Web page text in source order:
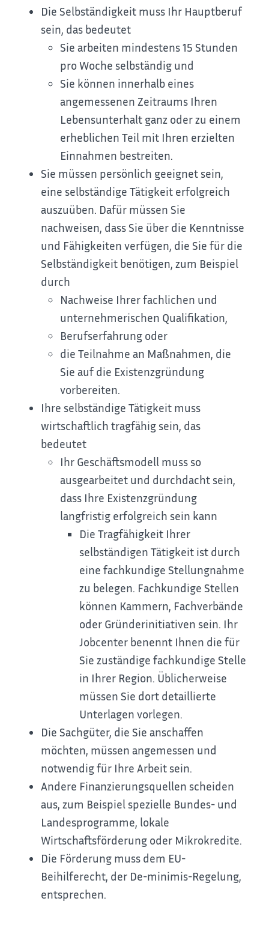
Die Selbständigkeit muss Ihr Hauptberuf
sein, das bedeutet
Sie arbeiten mindestens 15 Stunden
pro Woche selbständig und
Sie können innerhalb eines
angemessenen Zeitraums Ihren
Lebensunterhalt ganz oder zu einem
erheblichen Teil mit Ihren erzielten
Einnahmen bestreiten.
Sie müssen persönlich geeignet sein,
eine selbständige Tätigkeit erfolgreich
auszuüben. Dafür müssen Sie
nachweisen, dass Sie über die Kenntnisse
und Fähigkeiten verfügen, die Sie für die
Selbständigkeit benötigen, zum Beispiel
durch
Nachweise Ihrer fachlichen und
unternehmerischen Qualifikation,
Berufserfahrung oder
die Teilnahme an Maßnahmen, die
Sie auf die Existenzgründung
vorbereiten.
Ihre selbständige Tätigkeit muss
wirtschaftlich tragfähig sein, das
bedeutet
Ihr Geschäftsmodell muss so
ausgearbeitet und durchdacht sein,
dass Ihre Existenzgründung
langfristig erfolgreich sein kann
Die Tragfähigkeit Ihrer
selbständigen Tätigkeit ist durch
eine fachkundige Stellungnahme
zu belegen. Fachkundige Stellen
können Kammern, Fachverbände
oder Gründerinitiativen sein. Ihr
Jobcenter benennt Ihnen die für
Sie zuständige fachkundige Stelle
in Ihrer Region. Üblicherweise
müssen Sie dort detaillierte
Unterlagen vorlegen.
Die Sachgüter, die Sie anschaffen
möchten, müssen angemessen und
notwendig für Ihre Arbeit sein.
Andere Finanzierungsquellen scheiden
aus, zum Beispiel spezielle Bundes- und
Landesprogramme, lokale
Wirtschaftsförderung oder Mikrokredite.
Die Förderung muss dem EU-
Beihilferecht, der De-minimis-Regelung,
entsprechen.